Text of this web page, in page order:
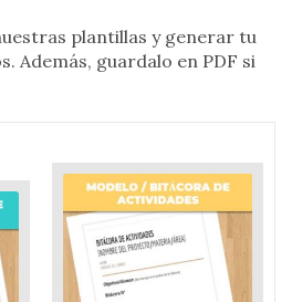
plantillas y generar tu
Además, guardalo en PDF si